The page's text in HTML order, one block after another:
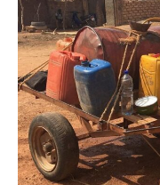
ACTUS
Toutes nos
Secteur10
Secteur10
Actions de